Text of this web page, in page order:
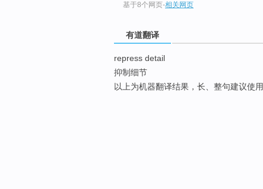
基于8个网页-相关网页
有道翻译
repress detail
抑制细节
以上为机器翻译结果，长、整句建议使用